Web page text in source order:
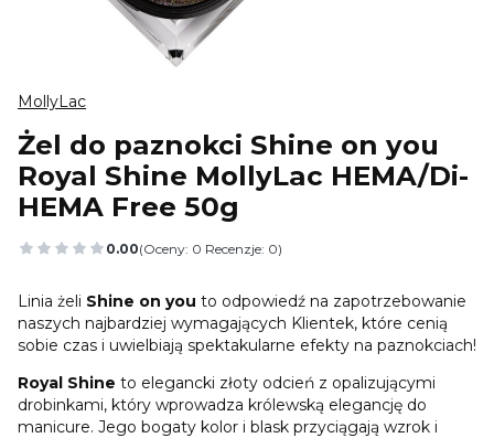
MollyLac
Żel do paznokci Shine on you
Royal Shine MollyLac HEMA/Di-
HEMA Free 50g
0.00(Oceny: 0 Recenzje: 0)
Przejdź do sekcji Opinie
Linia żeli Shine on you to odpowiedź na zapotrzebowanie
naszych najbardziej wymagających Klientek, które cenią
sobie czas i uwielbiają spektakularne efekty na paznokciach!
Royal Shine to elegancki złoty odcień z opalizującymi
drobinkami, który wprowadza królewską elegancję do
manicure. Jego bogaty kolor i blask przyciągają wzrok i